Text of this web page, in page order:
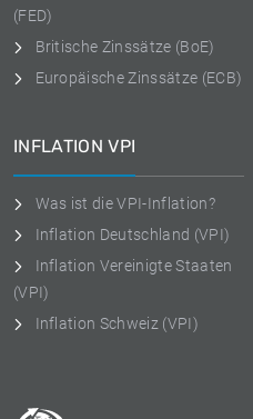
(FED)
Britische Zinssätze (BoE)
Europäische Zinssätze (ECB)
INFLATION VPI
Was ist die VPI-Inflation?
Inflation Deutschland (VPI)
Inflation Vereinigte Staaten
(VPI)
Inflation Schweiz (VPI)